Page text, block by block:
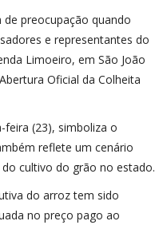
preocupação quando
e representantes do
Limoeiro, em São João
Oficial da Colheita
(23), simboliza o
reflete um cenário
cultivo do grão no estado.
do arroz tem sido
no preço pago ao